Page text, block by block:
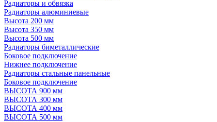
Радиаторы и обвязка
Радиаторы алюминиевые
Высота 200 мм
Высота 350 мм
Высота 500 мм
Радиаторы биметаллические
Боковое подключение
Нижнее подключение
Радиаторы стальные панельные
Боковое подключение
ВЫСОТА 900 мм
ВЫСОТА 300 мм
ВЫСОТА 400 мм
ВЫСОТА 500 мм